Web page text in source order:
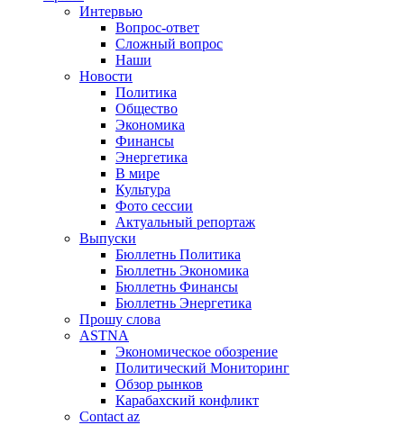
Интервью
Вопрос-ответ
Сложный вопрос
Наши
Новости
Политика
Общество
Экономика
Финансы
Энергетика
В мире
Культура
Фото сессии
Актуальный репортаж
Выпуски
Бюллетнь Политика
Бюллетнь Экономика
Бюллетнь Финансы
Бюллетнь Энергетика
Прошу слова
ASTNA
Экономическое обозрение
Политический Мониторинг
Обзор рынков
Карабахский конфликт
Contact az